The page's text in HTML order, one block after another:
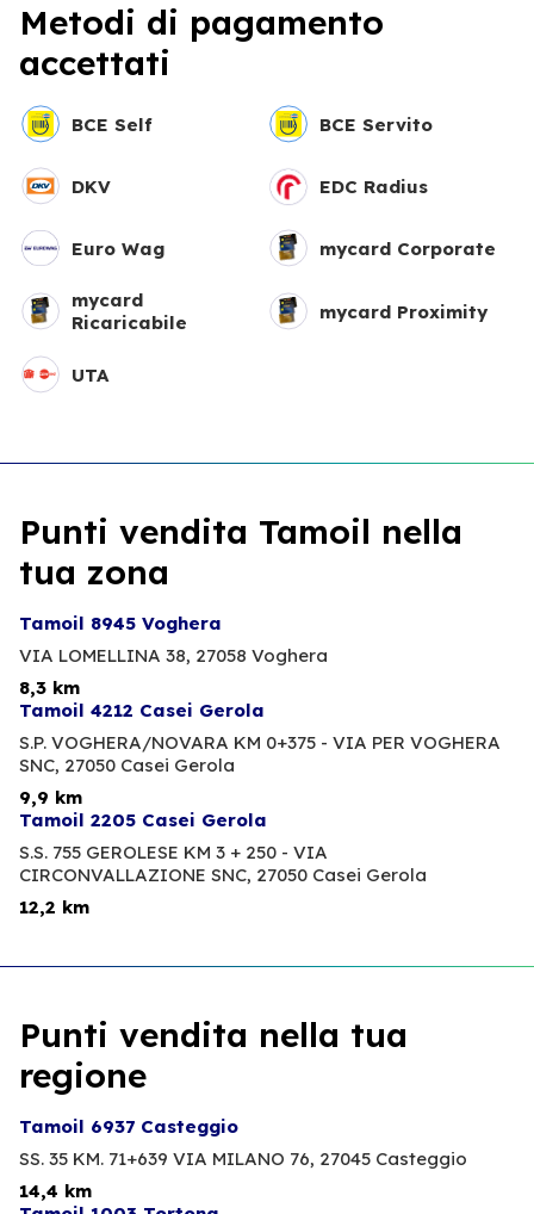
Metodi di pagamento
accettati
BCE Self BCE Servito
DKV EDC Radius
Euro Wag mycard Corporate
mycard
Ricaricabile
mycard Proximity
UTA
Punti vendita Tamoil nella
tua zona
Tamoil 8945 Voghera
VIA LOMELLINA 38, 27058 Voghera
8,3 km
Tamoil 4212 Casei Gerola
S.P. VOGHERA/NOVARA KM 0+375 - VIA PER VOGHERA
SNC, 27050 Casei Gerola
9,9 km
Tamoil 2205 Casei Gerola
S.S. 755 GEROLESE KM 3 + 250 - VIA
CIRCONVALLAZIONE SNC, 27050 Casei Gerola
12,2 km
Punti vendita nella tua
regione
Tamoil 6937 Casteggio
SS. 35 KM. 71+639 VIA MILANO 76, 27045 Casteggio
14,4 km